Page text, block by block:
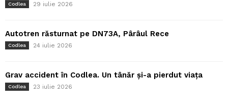
Codlea 29 iulie 2026
Autotren răsturnat pe DN73A, Pârâul Rece
Codlea 24 iulie 2026
Grav accident în Codlea. Un tânăr și-a pierdut viața
Codlea 23 iulie 2026